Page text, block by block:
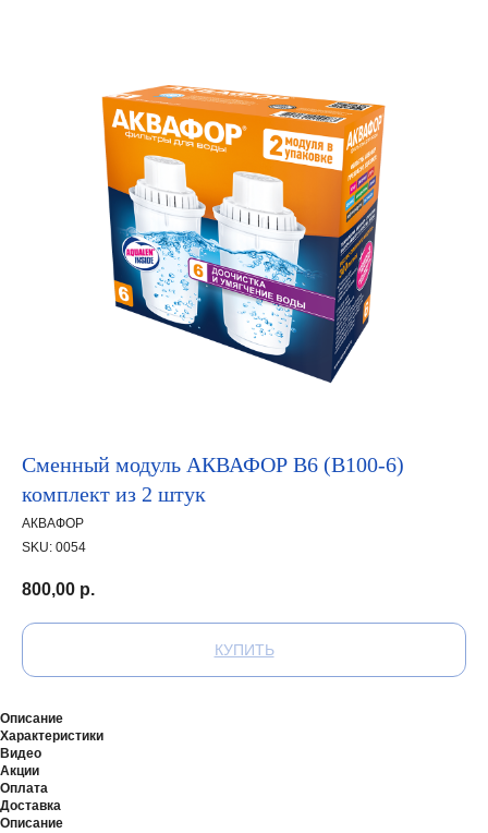
Сменный модуль АКВАФОР В6 (В100-6)
комплект из 2 штук
АКВАФОР
SKU: 0054
800,00 р.
КУПИТЬ
Описание
Характеристики
Видео
Акции
Оплата
Доставка
Описание